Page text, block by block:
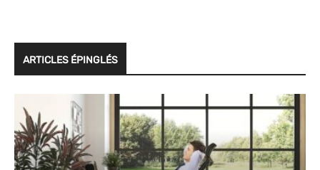
ARTICLES ÉPINGLÉS